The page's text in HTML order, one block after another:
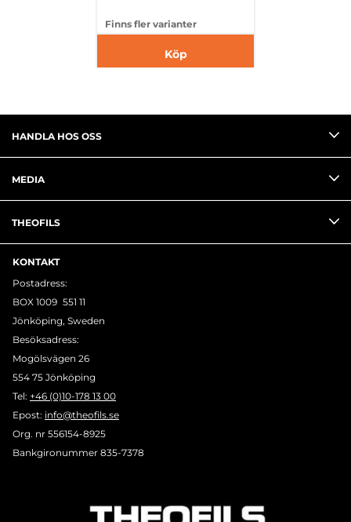
Finns fler varianter
Köp
HANDLA HOS OSS
MEDIA
THEOFILS
KONTAKT
Postadress:
BOX 1009 551 11
Jönköping, Sweden
Besöksadress:
Mogölsvägen 26
554 75 Jönköping
Tel: +46 (0)10-178 13 00
Epost: info@theofils.se
Org. nr 556154-8925
Bankgironummer 835-7378